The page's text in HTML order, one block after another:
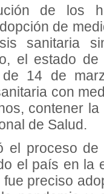
de los
de
sanitaria
el estado
de 14 de
con
contener
de Salud.
el proceso
el país en la
preciso